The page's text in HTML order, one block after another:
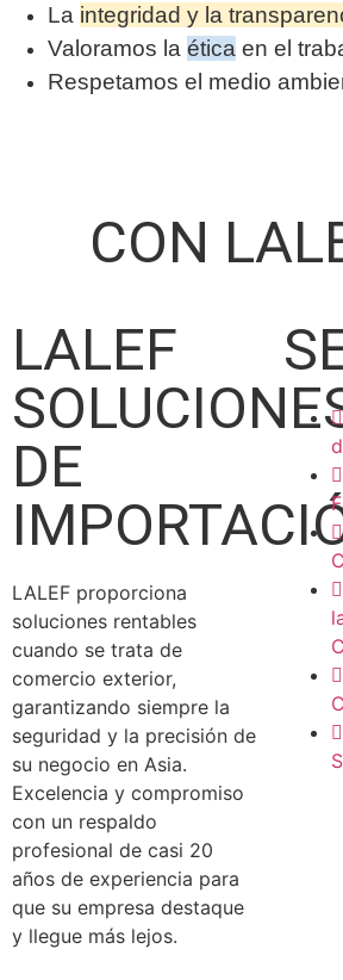
La integridad y la
Valoramos la ética en el
Respetamos el medio
CON
LALEF
DE
LALEF proporciona
soluciones rentables
cuando se trata de
comercio exterior,
garantizando siempre la
seguridad y la precisión de
su negocio en Asia.
Excelencia y compromiso
con un respaldo
profesional de casi 20
años de experiencia para
que su empresa destaque
y llegue más lejos.